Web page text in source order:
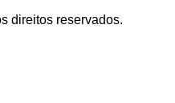
direitos reservados.